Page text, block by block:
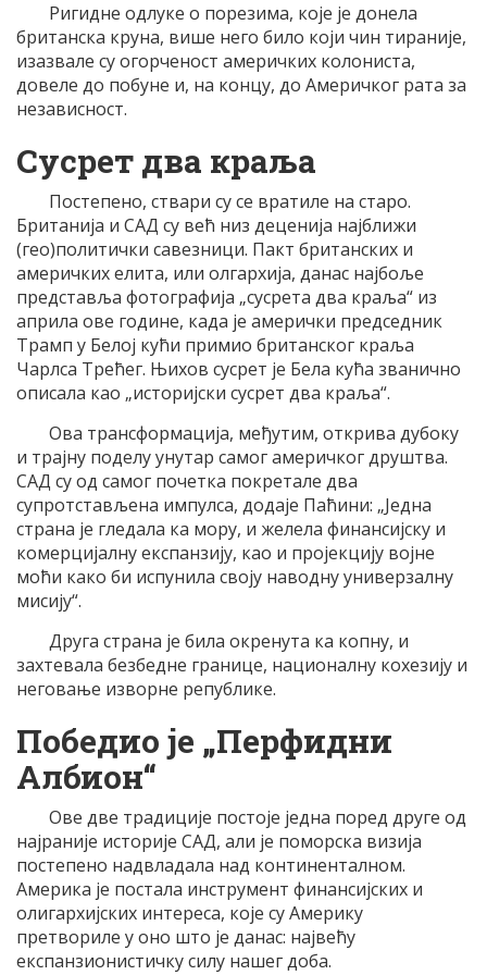
Ригидне одлуке о порезима, које је донела
британска круна, више него било који чин тираније,
изазвале су огорченост америчких колониста,
довеле до побуне и, на концу, до Америчког рата за
независност.
Сусрет два краља
Постепено, ствари су се вратиле на старо.
Британија и САД су већ низ деценија најближи
(гео)политички савезници. Пакт британских и
америчких елита, или олгархија, данас најбоље
представља фотографија „сусрета два краља“ из
априла ове године, када је амерички председник
Трамп у Белој кући примио британског краља
Чарлса Трећег. Њихов сусрет је Бела кућа званично
описала као „историјски сусрет два краља“.
Ова трансформација, међутим, открива дубоку
и трајну поделу унутар самог америчког друштва.
САД су од самог почетка покретале два
супротстављена импулса, додаје Паћини: „Једна
страна је гледала ка мору, и желела финансијску и
комерцијалну експанзију, као и пројекцију војне
моћи како би испунила своју наводну универзалну
мисију“.
Друга страна је била окренута ка копну, и
захтевала безбедне границе, националну кохезију и
неговање изворне републике.
Победио је „Перфидни
Албион“
Ове две традиције постоје једна поред друге од
најраније историје САД, али је поморска визија
постепено надвладала над континенталном.
Америка је постала инструмент финансијских и
олигархијских интереса, које су Америку
претвориле у оно што је данас: највећу
експанзионистичку силу нашег доба.